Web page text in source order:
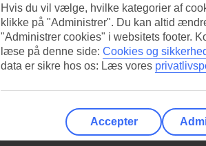
Hvis du vil vælge, hvilke kategorier af
klikke på "Administrer". Du kan altid
"Administrer cookies" i websitets footer.
læse på denne side: Cookies og
data er sikre hos os: Læs vores
Accepter